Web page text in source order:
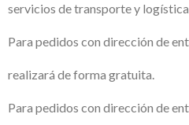
servicios de transporte y
Para pedidos con dirección de
realizará de forma gratuita.
Para pedidos con dirección de